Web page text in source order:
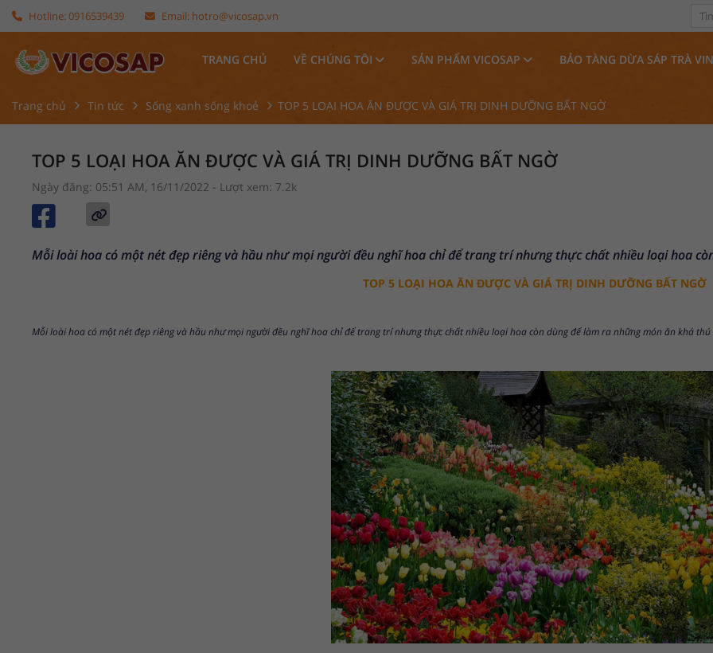
Hotline:0916539439 Email: hotro@vicosap.vn
TRANG CHỦ VỀ CHÚNG TÔI SẢN PHẨM VICOSAP BẢO TÀNG DỪA SÁP TRÀ
Trang chủ Tin tức Sống xanh sống khoẻ TOP 5 LOẠI HOA ĂN ĐƯỢC VÀ GIÁ TRỊ DINH DƯỠNG BẤT NGỜ
TOP 5 LOẠI HOA ĂN ĐƯỢC VÀ GIÁ TRỊ DINH DƯỠNG BẤT NGỜ
Ngày đăng: 05:51 AM, 16/11/2022 - Lượt xem: 7.2k
Mỗi loài hoa có một nét đẹp riêng và hầu như mọi người đều nghĩ hoa chỉ để trang trí nhưng thực chất nhiều loại hoa
TOP 5 LOẠI HOA ĂN ĐƯỢC VÀ GIÁ TRỊ DINH DƯỠNG BẤT NGỜ
Mỗi loài hoa có một nét đẹp riêng và hầu như mọi người đều nghĩ hoa chỉ để trang trí nhưng thực chất nhiều loại hoa còn dùng để làm ra những món ăn khá thú